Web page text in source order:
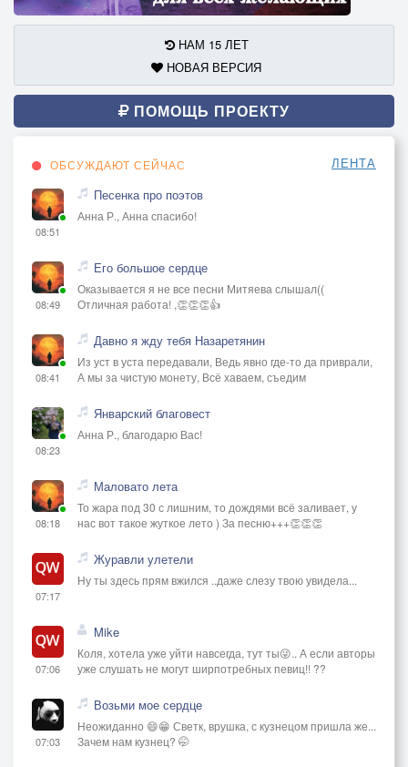
НАМ 15 ЛЕТ
НОВАЯ ВЕРСИЯ
ПОМОЩЬ ПРОЕКТУ
ОБСУЖДАЮТ СЕЙЧАС ЛЕНТА
08:51
Песенка про поэтов
Анна Р., Анна спасибо!
08:49
Его большое сердце
Оказывается я не все песни Митяева слышал((
Отличная работа! ,👏👏👏👍
08:41
Давно я жду тебя Назаретянин
Из уст в уста передавали, Ведь явно где-то да приврали,
А мы за чистую монету, Всё хаваем, съедим
08:23
Январский благовест
Анна Р., благодарю Вас!
08:18
Маловато лета
То жара под 30 с лишним, то дождями всё заливает, у
нас вот такое жуткое лето ) За песню+++👏👏👏
07:17
Журавли улетели
Ну ты здесь прям вжился ..даже слезу твою увидела...
07:06
Mike
Коля, хотела уже уйти навсегда, тут ты😜.. А если авторы
уже слушать не могут ширпотребных певиц!! ??
07:03
Возьми мое сердце
Неожиданно 😄😁 Светк, врушка, с кузнецом пришла же...
Зачем нам кузнец? 🤭